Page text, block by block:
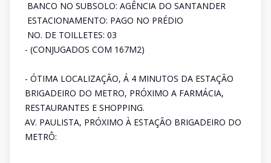
 BANCO NO SUBSOLO: AGÊNCIA DO SANTANDER
 ESTACIONAMENTO: PAGO NO PRÉDIO
 NO. DE TOILLETES: 03
- (CONJUGADOS COM 167M2)
- ÓTIMA LOCALIZAÇÃO, Á 4 MINUTOS DA ESTAÇÃO
BRIGADEIRO DO METRO, PRÓXIMO A FARMÁCIA,
RESTAURANTES E SHOPPING.
AV. PAULISTA, PRÓXIMO À ESTAÇÃO BRIGADEIRO DO
METRÔ: